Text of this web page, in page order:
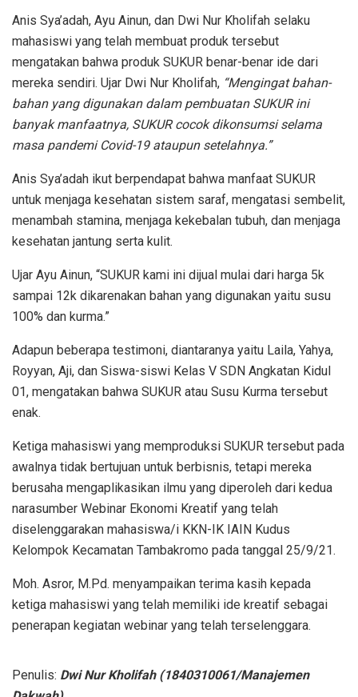
Anis Sya’adah, Ayu Ainun, dan Dwi Nur Kholifah selaku
mahasiswi yang telah membuat produk tersebut
mengatakan bahwa produk SUKUR benar-benar ide dari
mereka sendiri. Ujar Dwi Nur Kholifah, “Mengingat bahan-
bahan yang digunakan dalam pembuatan SUKUR ini
banyak manfaatnya, SUKUR cocok dikonsumsi selama
masa pandemi Covid-19 ataupun setelahnya.”
Anis Sya’adah ikut berpendapat bahwa manfaat SUKUR
untuk menjaga kesehatan sistem saraf, mengatasi sembelit,
menambah stamina, menjaga kekebalan tubuh, dan menjaga
kesehatan jantung serta kulit.
Ujar Ayu Ainun, “SUKUR kami ini dijual mulai dari harga 5k
sampai 12k dikarenakan bahan yang digunakan yaitu susu
100% dan kurma.”
Adapun beberapa testimoni, diantaranya yaitu Laila, Yahya,
Royyan, Aji, dan Siswa-siswi Kelas V SDN Angkatan Kidul
01, mengatakan bahwa SUKUR atau Susu Kurma tersebut
enak.
Ketiga mahasiswi yang memproduksi SUKUR tersebut pada
awalnya tidak bertujuan untuk berbisnis, tetapi mereka
berusaha mengaplikasikan ilmu yang diperoleh dari kedua
narasumber Webinar Ekonomi Kreatif yang telah
diselenggarakan mahasiswa/i KKN-IK IAIN Kudus
Kelompok Kecamatan Tambakromo pada tanggal 25/9/21.
Moh. Asror, M.Pd. menyampaikan terima kasih kepada
ketiga mahasiswi yang telah memiliki ide kreatif sebagai
penerapan kegiatan webinar yang telah terselenggara.
Penulis: Dwi Nur Kholifah (1840310061/Manajemen